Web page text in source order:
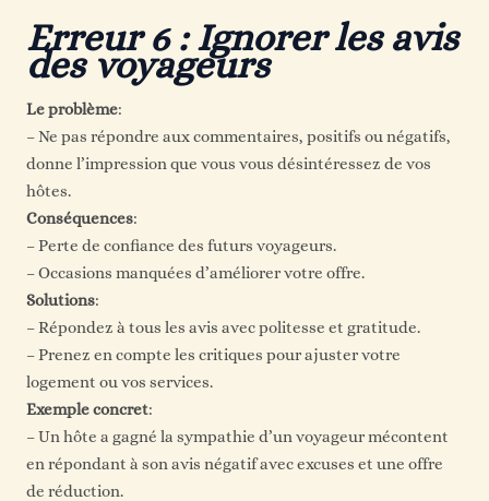
Erreur 6 : Ignorer les avis
des voyageurs
Le problème:
– Ne pas répondre aux commentaires, positifs ou négatifs,
donne l’impression que vous vous désintéressez de vos
hôtes.
Conséquences:
– Perte de confiance des futurs voyageurs.
– Occasions manquées d’améliorer votre offre.
Solutions:
– Répondez à tous les avis avec politesse et gratitude.
– Prenez en compte les critiques pour ajuster votre
logement ou vos services.
Exemple concret:
– Un hôte a gagné la sympathie d’un voyageur mécontent
en répondant à son avis négatif avec excuses et une offre
de réduction.